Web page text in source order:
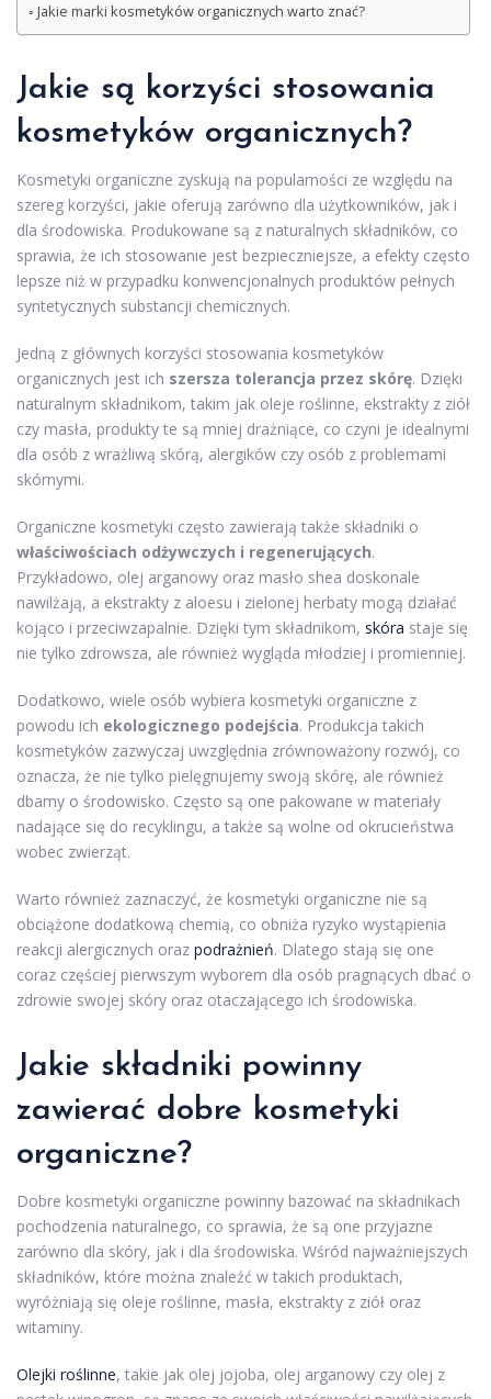
Jakie marki kosmetyków organicznych warto znać?
Jakie są korzyści stosowania
kosmetyków organicznych?
Kosmetyki organiczne zyskują na popularności ze względu na
szereg korzyści, jakie oferują zarówno dla użytkowników, jak i
dla środowiska. Produkowane są z naturalnych składników, co
sprawia, że ich stosowanie jest bezpieczniejsze, a efekty często
lepsze niż w przypadku konwencjonalnych produktów pełnych
syntetycznych substancji chemicznych.
Jedną z głównych korzyści stosowania kosmetyków
organicznych jest ich szersza tolerancja przez skórę. Dzięki
naturalnym składnikom, takim jak oleje roślinne, ekstrakty z ziół
czy masła, produkty te są mniej drażniące, co czyni je idealnymi
dla osób z wrażliwą skórą, alergików czy osób z problemami
skórnymi.
Organiczne kosmetyki często zawierają także składniki o
właściwościach odżywczych i regenerujących.
Przykładowo, olej arganowy oraz masło shea doskonale
nawilżają, a ekstrakty z aloesu i zielonej herbaty mogą działać
kojąco i przeciwzapalnie. Dzięki tym składnikom, skóra staje się
nie tylko zdrowsza, ale również wygląda młodziej i promienniej.
Dodatkowo, wiele osób wybiera kosmetyki organiczne z
powodu ich ekologicznego podejścia. Produkcja takich
kosmetyków zazwyczaj uwzględnia zrównoważony rozwój, co
oznacza, że nie tylko pielęgnujemy swoją skórę, ale również
dbamy o środowisko. Często są one pakowane w materiały
nadające się do recyklingu, a także są wolne od okrucieństwa
wobec zwierząt.
Warto również zaznaczyć, że kosmetyki organiczne nie są
obciążone dodatkową chemią, co obniża ryzyko wystąpienia
reakcji alergicznych oraz podrażnień. Dlatego stają się one
coraz częściej pierwszym wyborem dla osób pragnących dbać o
zdrowie swojej skóry oraz otaczającego ich środowiska.
Jakie składniki powinny
zawierać dobre kosmetyki
organiczne?
Dobre kosmetyki organiczne powinny bazować na składnikach
pochodzenia naturalnego, co sprawia, że są one przyjazne
zarówno dla skóry, jak i dla środowiska. Wśród najważniejszych
składników, które można znaleźć w takich produktach,
wyróżniają się oleje roślinne, masła, ekstrakty z ziół oraz
witaminy.
Olejki roślinne, takie jak olej jojoba, olej arganowy czy olej z